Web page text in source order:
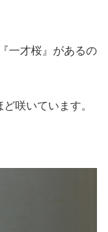
一才桜』があるの
咲いています。